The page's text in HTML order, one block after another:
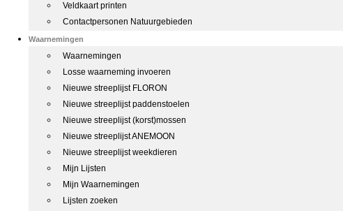
Veldkaart printen
Contactpersonen Natuurgebieden
Waarnemingen
Waarnemingen
Losse waarneming invoeren
Nieuwe streeplijst FLORON
Nieuwe streeplijst paddenstoelen
Nieuwe streeplijst (korst)mossen
Nieuwe streeplijst ANEMOON
Nieuwe streeplijst weekdieren
Mijn Lijsten
Mijn Waarnemingen
Lijsten zoeken